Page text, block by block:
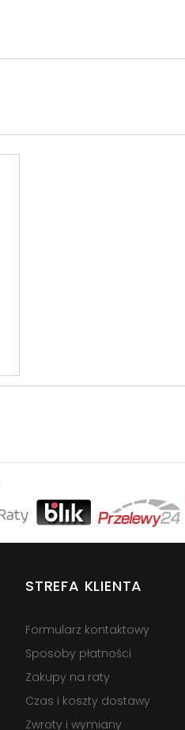
STREFA KLIENTA
Formularz kontaktowy
Sposoby płatności
Zakupy na raty
Czas i koszty dostawy
Zwroty i wymiany